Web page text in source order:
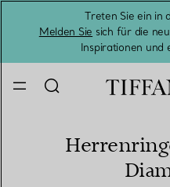
Treten Sie ein in
Melden Sie sich für die
Inspirationen und